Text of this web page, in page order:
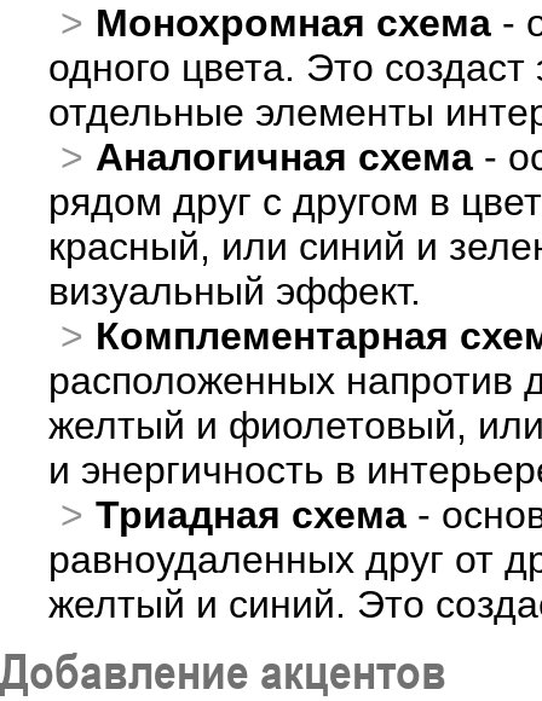
Монохромная схема -
одного цвета. Это
отдельные элементы
Аналогичная схема -
рядом друг с другом в
красный, или синий и
визуальный эффект.
Комплементарная
расположенных напротив
желтый и фиолетовый,
и энергичность в
Триадная схема -
равноудаленных друг от
желтый и синий. Это
Добавление акцентов